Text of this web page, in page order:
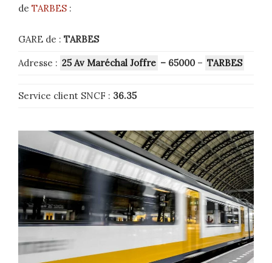
de TARBES :
GARE de : TARBES
Adresse : 25 Av Maréchal Joffre – 65000– TARBES
Service client SNCF : 36.35